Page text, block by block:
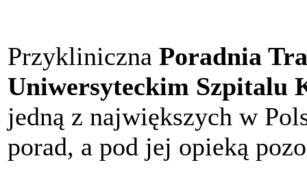
Przykliniczna Poradnia
Uniwersyteckim Szpitalu
jedną z największych w
porad, a pod jej opieką